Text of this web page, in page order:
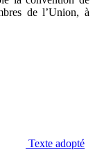
de l’Union, à
Texte adopté